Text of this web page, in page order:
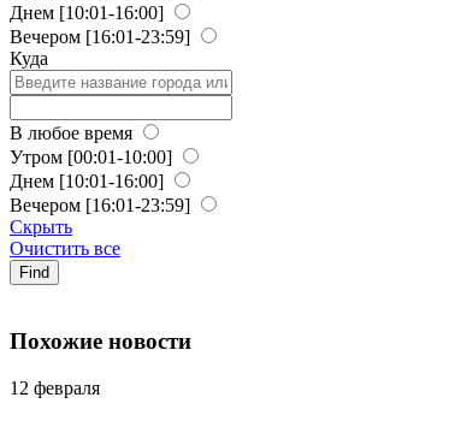
Днем [10:01-16:00]
Вечером [16:01-23:59]
Куда
В любое время
Утром [00:01-10:00]
Днем [10:01-16:00]
Вечером [16:01-23:59]
Скрыть
Очистить все
Find
Похожие новости
12 февраля